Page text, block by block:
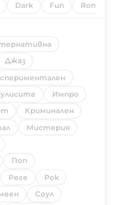
Dark Fun
Джаз
Импро
Криминален
Мистерия
Поп
Реге
Рок
Соул